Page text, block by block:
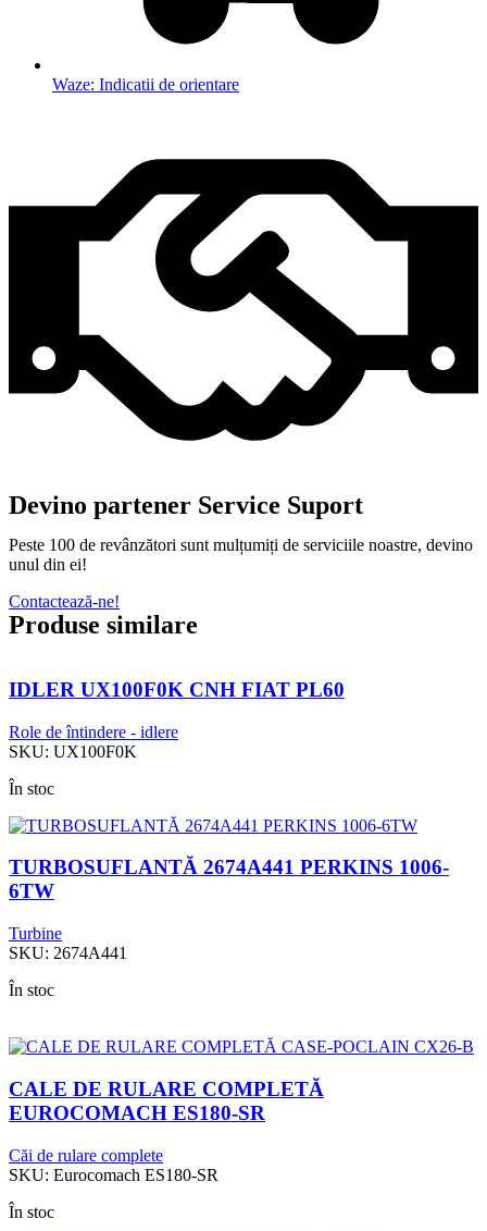
Waze: Indicatii de orientare
Devino partener Service Suport
Peste 100 de revânzători sunt mulțumiți de serviciile noastre, devino
unul din ei!
Contactează-ne!
Produse similare
IDLER UX100F0K CNH FIAT PL60
Role de întindere - idlere
SKU: UX100F0K
În stoc
TURBOSUFLANTĂ 2674A441 PERKINS 1006-
6TW
Turbine
SKU: 2674A441
În stoc
CALE DE RULARE COMPLETĂ
EUROCOMACH ES180-SR
Căi de rulare complete
SKU: Eurocomach ES180-SR
În stoc